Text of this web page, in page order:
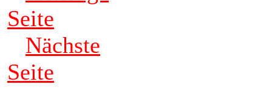
Seite
Nächste
Seite